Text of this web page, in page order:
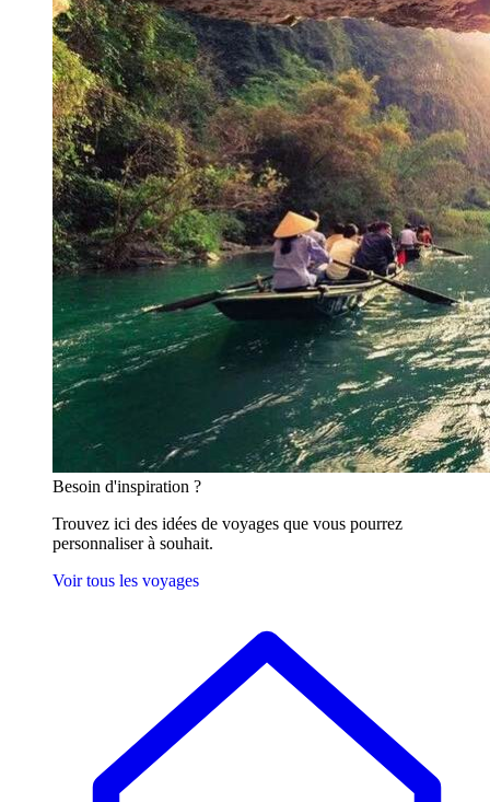
Besoin d'inspiration ?
Trouvez ici des idées de voyages que vous pourrez
personnaliser à souhait.
Voir tous les voyages